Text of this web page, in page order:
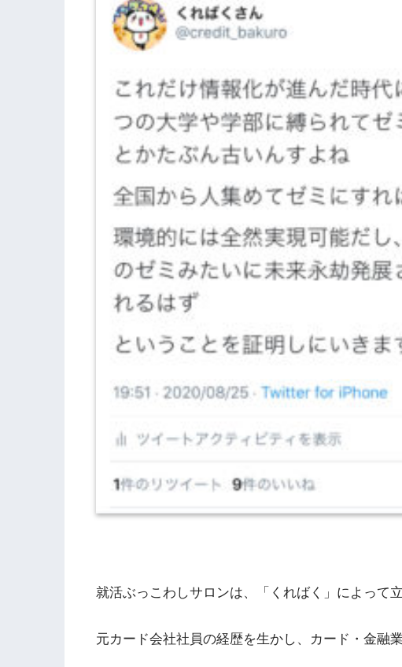
就活ぶっこわしサロンは、「くればく」によって
元カード会社社員の経歴を生かし、カード・金融